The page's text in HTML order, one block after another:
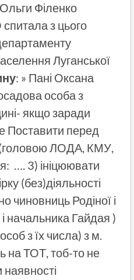
Філенко
з цього
Луганської
: » Пані Оксана
особа з
якщо заради
Поставити перед
ЛОДА, КМУ,
…. 3) ініцюювати
(без)діяльності
чиновниць Родіної і
начальника Гайдая )
з їх числа) з м.
на ТОТ, тоб-то не